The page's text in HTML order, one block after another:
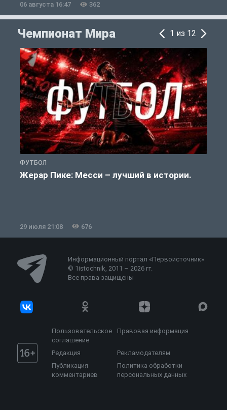
06 августа 16:47 362
Чемпионат Мира 1 из 12
ФУТБОЛ
Жерар Пике: Месси – лучший в истории.
29 июля 21:08 676
Информационный портал «Первоисточник»
© 1istochnik, 2011 – 2026 гг.
Все права защищены
Пользовательское
соглашение
Правовая информация
Редакция
Рекламодателям
Публикация
комментариев
Политика обработки
персональных данных